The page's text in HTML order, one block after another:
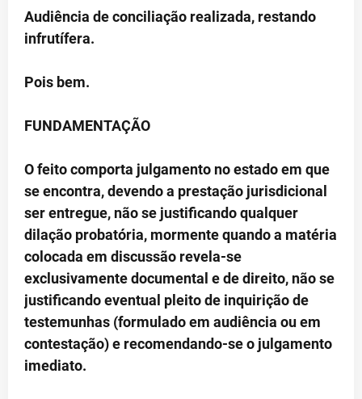
Audiência de conciliação realizada, restando
infrutífera.
Pois bem.
FUNDAMENTAÇÃO
O feito comporta julgamento no estado em que
se encontra, devendo a prestação jurisdicional
ser entregue, não se justificando qualquer
dilação probatória, mormente quando a matéria
colocada em discussão revela-se
exclusivamente documental e de direito, não se
justificando eventual pleito de inquirição de
testemunhas (formulado em audiência ou em
contestação) e recomendando-se o julgamento
imediato.